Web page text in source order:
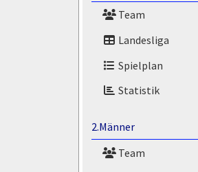
Team
Landesliga
Spielplan
Statistik
2.Männer
Team